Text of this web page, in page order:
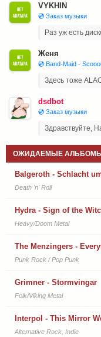
VYKHIN
💿 Заказ музыки
Раз уж есть
Женя
💿 Band-Maid -
Здесь тоже
dsdbot
💿 Заказ музыки
Здравствуйте,
ОЖИДАЕМЫЕ АЛЬБОМЫ
Balgeroth - Schlacht
Death 'n' Roll
Hydra - Sign of the
Heavy/Doom Metal
The Menzingers -
Punk Rock / Pop Punk
Grimner - Stormvingar
Folk/Viking Metal
Interpol - This Mirror
Alternative Rock, Indie